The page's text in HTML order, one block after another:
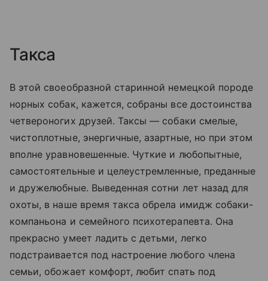
Такса
В этой своеобразной старинной немецкой породе
норных собак, кажется, собраны все достоинства
четвероногих друзей. Таксы — собаки смелые,
чистоплотные, энергичные, азартные, но при этом
вполне уравновешенные. Чуткие и любопытные,
самостоятельные и целеустремленные, преданные
и дружелюбные. Выведенная сотни лет назад для
охоты, в наше время такса обрела имидж собаки-
компаньона и семейного психотерапевта. Она
прекрасно умеет ладить с детьми, легко
подстраивается под настроение любого члена
семьи, обожает комфорт, любит спать под